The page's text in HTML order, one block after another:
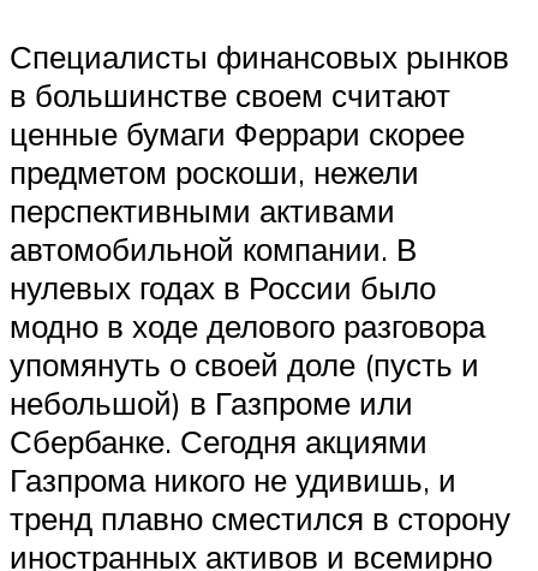
Специалисты финансовых рынков
в большинстве своем считают
ценные бумаги Феррари скорее
предметом роскоши, нежели
перспективными активами
автомобильной компании. В
нулевых годах в России было
модно в ходе делового разговора
упомянуть о своей доле (пусть и
небольшой) в Газпроме или
Сбербанке. Сегодня акциями
Газпрома никого не удивишь, и
тренд плавно сместился в сторону
иностранных активов и всемирно